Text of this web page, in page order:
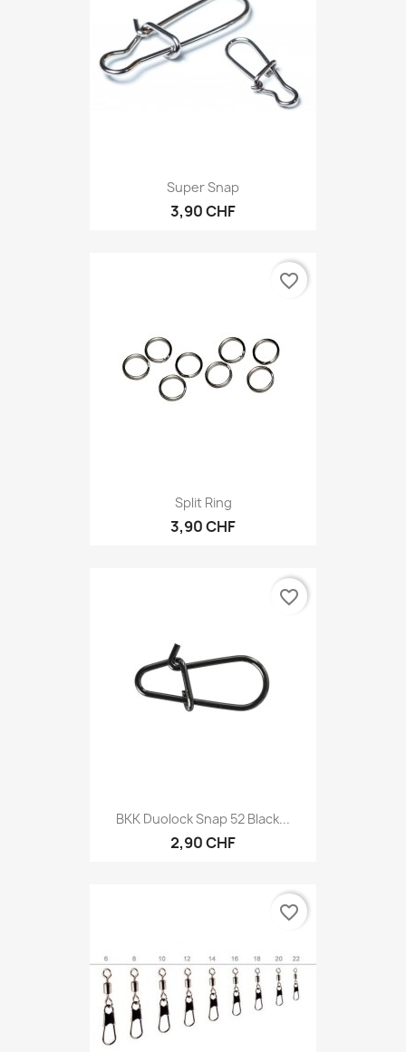
Super Snap
3,90 CHF
Split Ring
3,90 CHF
favorite_border
BKK Duolock Snap 52 Black...
2,90 CHF
favorite_border
favorite_border